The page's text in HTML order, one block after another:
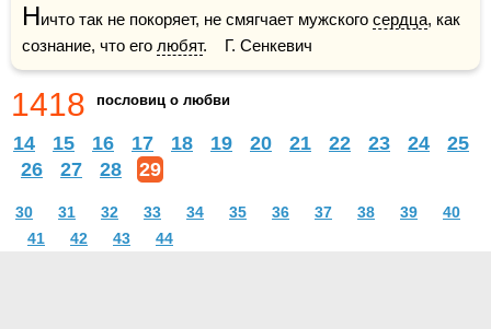
Ничто так не покоряет, не смягчает мужского сердца, как
сознание, что его любят.    Г. Сенкевич
1418 пословиц о любви
14 15 16 17 18 19 20 21 22 23 24
25
26
27 28 29
30 31 32 33 34 35 36 37 38 39
40
41
42 43 44